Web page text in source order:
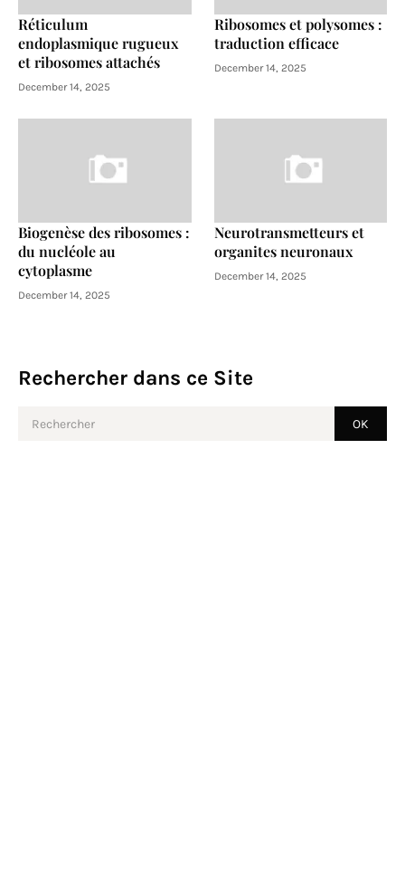
Réticulum
endoplasmique rugueux
et ribosomes attachés
December 14, 2025
Ribosomes et polysomes :
traduction efficace
December 14, 2025
Biogenèse des ribosomes :
du nucléole au
cytoplasme
December 14, 2025
Neurotransmetteurs et
organites neuronaux
December 14, 2025
Rechercher dans ce Site